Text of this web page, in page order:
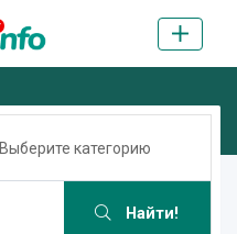
Выберите категорию
Найти!